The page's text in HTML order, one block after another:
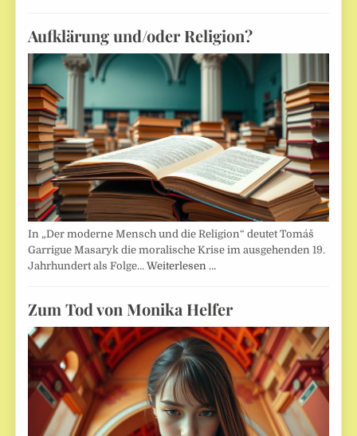
Aufklärung und/oder Religion?
In „Der moderne Mensch und die Religion“ deutet Tomáš
Garrigue Masaryk die moralische Krise im ausgehenden 19.
Jahrhundert als Folge…Weiterlesen …
Zum Tod von Monika Helfer